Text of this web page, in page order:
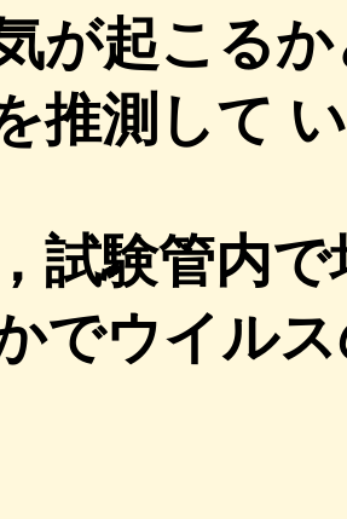
が起こる
推測して
試験管内
でウイル